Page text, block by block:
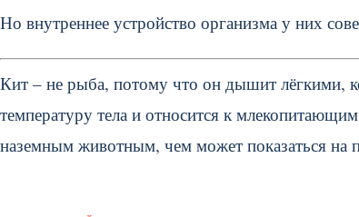
Но внутреннее устройство организма у них
Кит – не рыба, потому что он дышит лёгкими,
температуру тела и относится к
наземным животным, чем может показаться на